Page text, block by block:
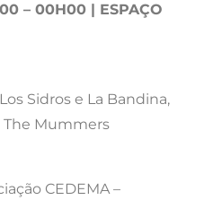
– 00H00 | ESPAÇO
Sidros e La Bandina,
The Mummers
CEDEMA –